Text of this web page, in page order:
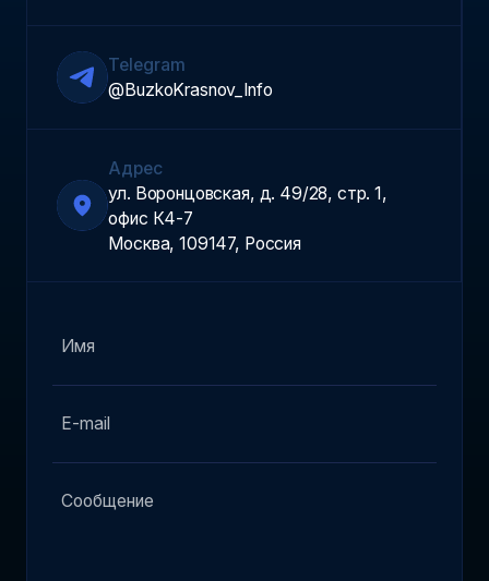
Telegram
@BuzkoKrasnov_Info
Адрес
ул. Воронцовская, д. 49/28, стр. 1,
офис К4-7
Москва, 109147, Россия